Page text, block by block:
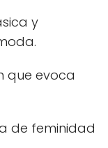
y
que evoca
de feminidad